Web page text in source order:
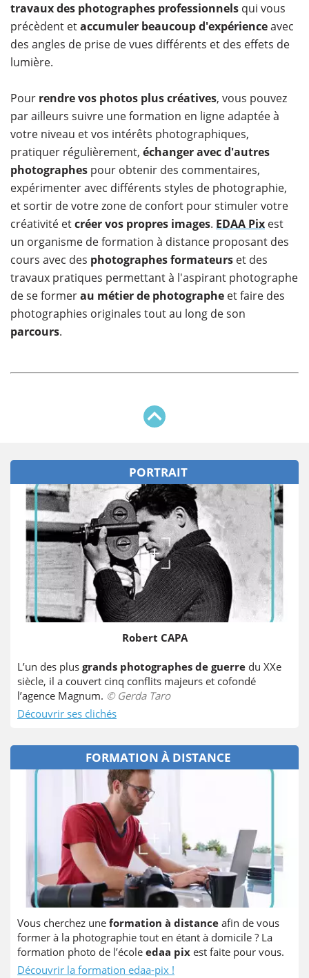
travaux des photographes professionnels qui vous
précèdent etaccumuler beaucoup d'expérienceavec
des angles de prise de vues différents et des effets de
lumière.
​Pour rendre vos photos plus créatives, vous pouvez
par ailleurs suivre une formation en ligne adaptée à
votre niveau et vos intérêts photographiques,
pratiquer régulièrement, échanger avec d'autres
photographes pour obtenir des commentaires,
expérimenter avec différents styles de photographie,
et sortir de votre zone de confort pour stimuler votre
créativité etcréer vos propres images. EDAA Pix est
un organisme de formation à distance proposant des
cours avec des photographes formateurs et des
travaux pratiques permettant à l'aspirant photographe
de se formerau métier de photographe et faire des
photographies originales tout au long de son
parcours.
PORTRAIT
Robert CAPA
L’un des plus grands photographes de guerre du XXe
siècle, il a couvert cinq conflits majeurs et cofondé
l’agence Magnum. © Gerda Taro
Découvrir ses clichés
FORMATION À DISTANCE
Vous cherchez une formation à distance afin de vous
former à la photographie tout en étant à domicile ? La
formation photo de l’école edaa pix est faite pour vous.
Découvrir la formation edaa-pix !